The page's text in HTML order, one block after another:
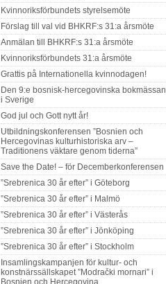
Kvinnoriksförbundets styrelsemöte
Förslag till val vid BHKRF:s 31:a årsmöte
Anmälan till BHKRF:s 31:a årsmöte
Kvinnoriksförbundets 31:a årsmöte
Grattis på Internationella kvinnodagen!
Den 9:e bosnisk-hercegovinska bokmässan
i Sverige
God jul och Gott nytt år!
Utbildningskonferensen ”Bosnien och
Hercegovinas kulturhistoriska arv –
Traditionens väktare genom tiderna”
Save the Date! – för Decemberkonferensen
”Srebrenica 30 år efter” i Göteborg
”Srebrenica 30 år efter” i Malmö
”Srebrenica 30 år efter” i Västerås
”Srebrenica 30 år efter” i Jönköping
”Srebrenica 30 år efter” i Stockholm
Insamlingskampanjen för kultur- och
konstnärssällskapet ”Modrački mornari” i
Bosnien och Hercegovina